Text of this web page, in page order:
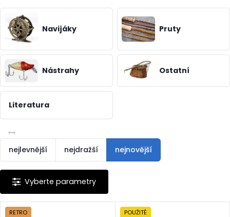
Navijáky Pruty
Nástrahy Ostatní
Literatura
nejlevnější nejdražší nejnovější
RETRO POUŽITÉ